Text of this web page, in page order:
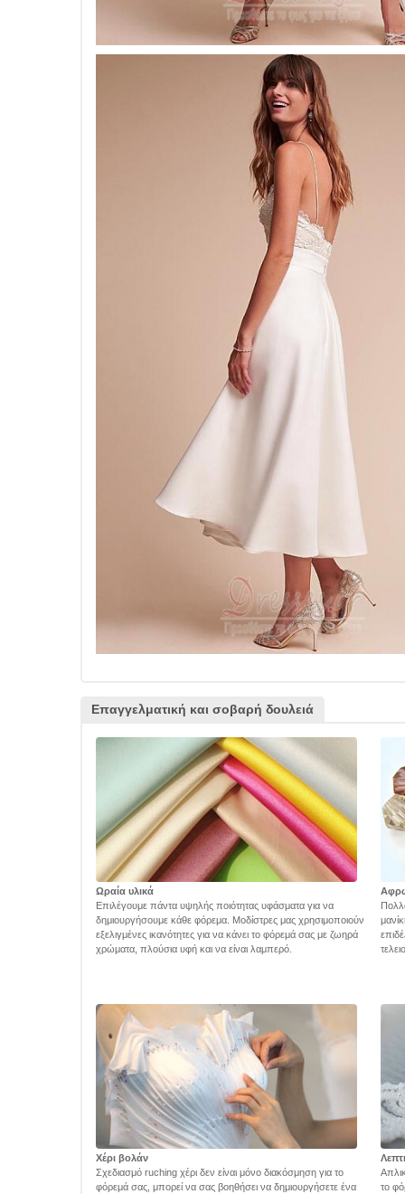
Επαγγελματική και σοβαρή δουλειά
Ωραία υλικά
Επιλέγουμε πάντα υψηλής ποιότητας υφάσματα για να
δημιουργήσουμε κάθε φόρεμα. Μοδίστρες μας χρησιμοποιούν
εξελιγμένες ικανότητες για να κάνει το φόρεμά σας με ζωηρά
χρώματα, πλούσια υφή και να είναι λαμπερό.
Χέρι βολάν
Σχεδιασμό ruching χέρι δεν είναι μόνο διακόσμηση για το
φόρεμά σας, μπορεί να σας βοηθήσει να δημιουργήσετε ένα
το